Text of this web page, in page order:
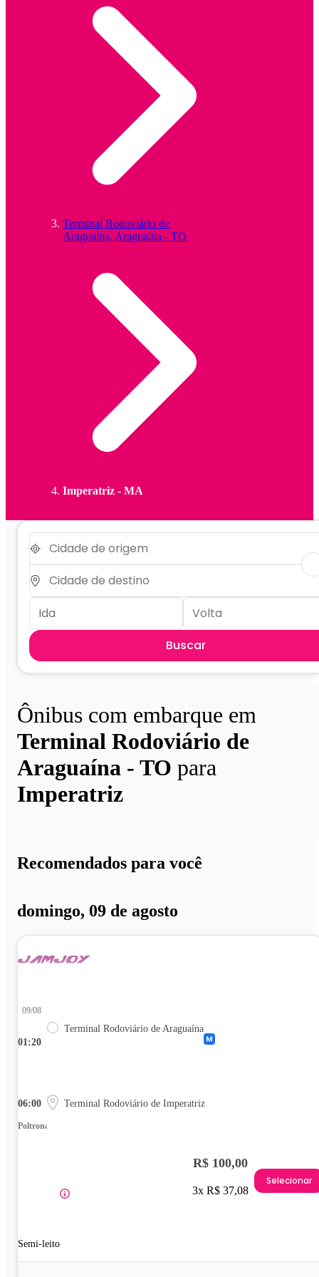
Terminal Rodoviário de
Araguaína, Araguaína - TO
Imperatriz - MA
Buscar
Ônibus com embarque em
Terminal Rodoviário de
Araguaína - TO para
Imperatriz
Recomendados para você
domingo, 09 de agosto
01:20
09/08
Terminal Rodoviário de Araguaína
06:00 Terminal Rodoviário de Imperatriz
Poltrona
Semi-leito
R$ 100,00
3x R$ 37,08
Selecionar